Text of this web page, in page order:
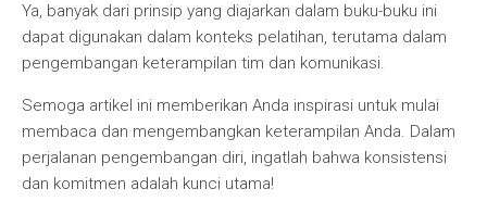
Ya, banyak dari prinsip yang diajarkan dalam buku-buku ini
dapat digunakan dalam konteks pelatihan, terutama dalam
pengembangan keterampilan tim dan komunikasi.
Semoga artikel ini memberikan Anda inspirasi untuk mulai
membaca dan mengembangkan keterampilan Anda. Dalam
perjalanan pengembangan diri, ingatlah bahwa konsistensi
dan komitmen adalah kunci utama!